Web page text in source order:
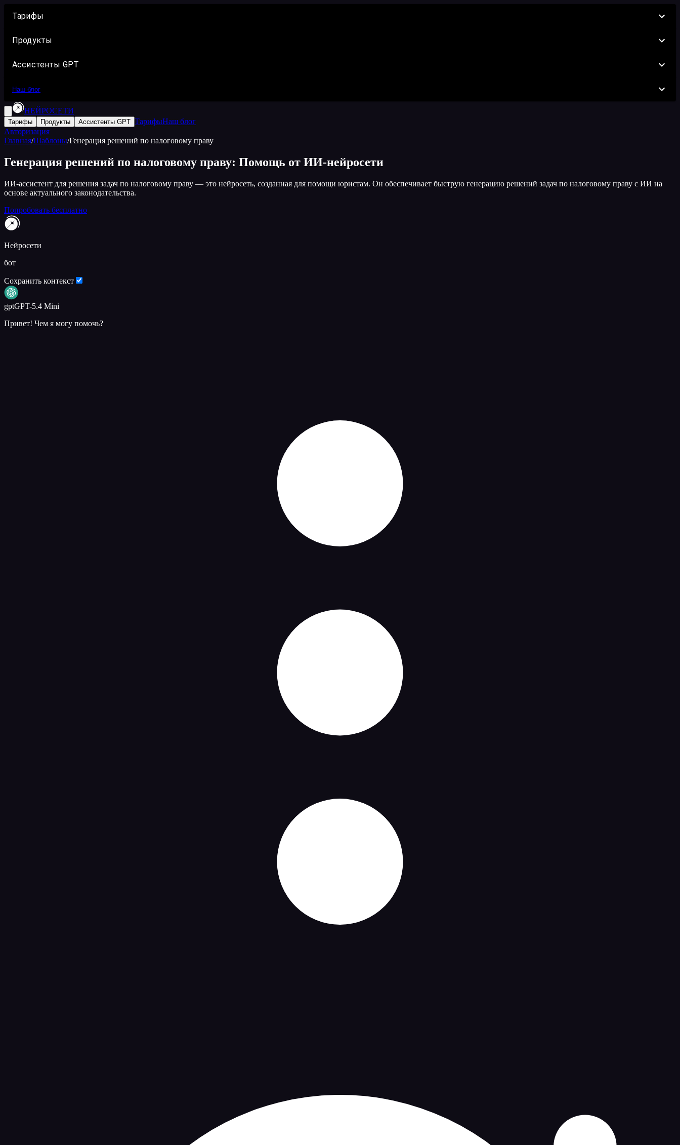
Тарифы
Продукты
Ассистенты GPT
Наш блог
НЕЙРОСЕТИ
Тарифы Продукты Ассистенты GPT ТарифыНаш блог
Авторизация
Главная/Шаблоны/Генерация решений по налоговому праву
Генерация решений по налоговому праву: Помощь от ИИ-нейросети
ИИ-ассистент для решения задач по налоговому праву — это нейросеть, созданная для помощи юристам. Он обеспечивает быструю генерацию решений задач по налоговому праву с ИИ на
основе актуального законодательства.
Попробовать бесплатно
Нейросети
бот
Сохранить контекст
gptGPT-5.4 Mini
Привет! Чем я могу помочь?